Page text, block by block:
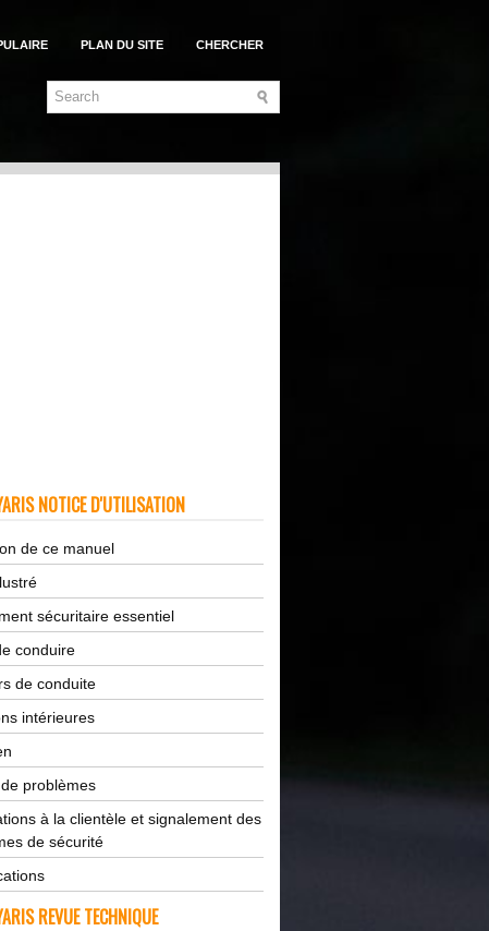
PLAN DU SITE CHERCHER
NOTICE D'UTILISATION
de ce manuel
sécuritaire essentiel
conduire
de conduite
intérieures
problèmes
à la clientèle et signalement des
de sécurité
REVUE TECHNIQUE